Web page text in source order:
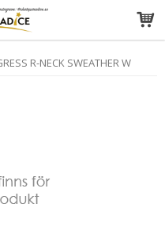
R-NECK SWEATHER W